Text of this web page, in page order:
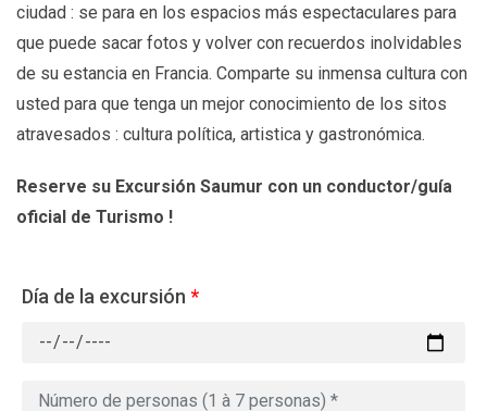
ciudad : se para en los espacios más espectaculares para
que puede sacar fotos y volver con recuerdos inolvidables
de su estancia en Francia. Comparte su inmensa cultura con
usted para que tenga un mejor conocimiento de los sitos
atravesados : cultura política, artistica y gastronómica.
Reserve su Excursión Saumur con un conductor/guía
oficial de Turismo !
Día de la excursión *